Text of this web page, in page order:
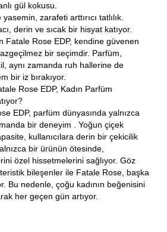
gül kokusu.
zarafeti arttırıcı tatlılık.
derin ve sıcak bir hisyat katıyor.
Fatale Rose EDP, kendine güvenen
bir seçimdir. Parfüm,
aynı zamanda ruh hallerine de
bir iz bırakıyor.
Rose EDP, Kadın Parfüm
EDP, parfüm dünyasında yalnızca
bir deneyim . Yoğun çiçek
kullanıcılara derin bir çekicilik
bir ürünün ötesinde,
özel hissetmelerini sağlıyor. Göz
bileşenler ile Fatale Rose, başka
Bu nedenle, çoğu kadının beğenisini
her geçen gün artıyor.